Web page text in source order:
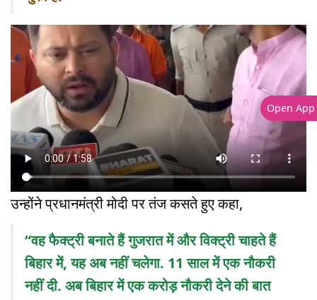
उन्होंने प्रधानमंत्री मोदी पर तंज कसते हुए कहा,
“वह फैक्ट्री बनाते हैं गुजरात में और विक्ट्री चाहते हैं
बिहार में, यह अब नहीं चलेगा. 11 साल में एक नौकरी
नहीं दी. अब बिहार में एक करोड़ नौकरी देने की बात
Open App